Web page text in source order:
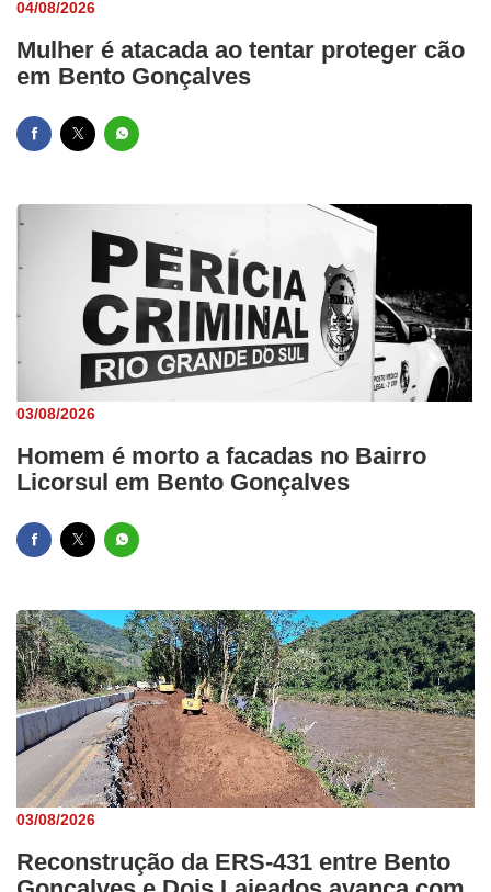
04/08/2026
Mulher é atacada ao tentar proteger cão
em Bento Gonçalves
03/08/2026
Homem é morto a facadas no Bairro
Licorsul em Bento Gonçalves
03/08/2026
Reconstrução da ERS-431 entre Bento